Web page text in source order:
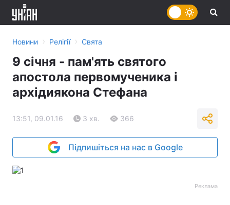
Новини › Релігії › Свята
9 січня - пам'ять святого
апостола первомученика і
архідиякона Стефана
13:51, 09.01.16 3 хв. 366
Підпишіться на нас в Google
Реклама